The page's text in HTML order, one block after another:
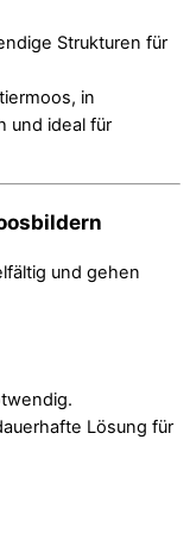
Strukturen für
in
und ideal für
und gehen
Lösung für